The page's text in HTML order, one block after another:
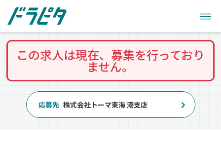
この求人は現在、募集を行っており
ません。
応募先 株式会社トーマ東海 港支店